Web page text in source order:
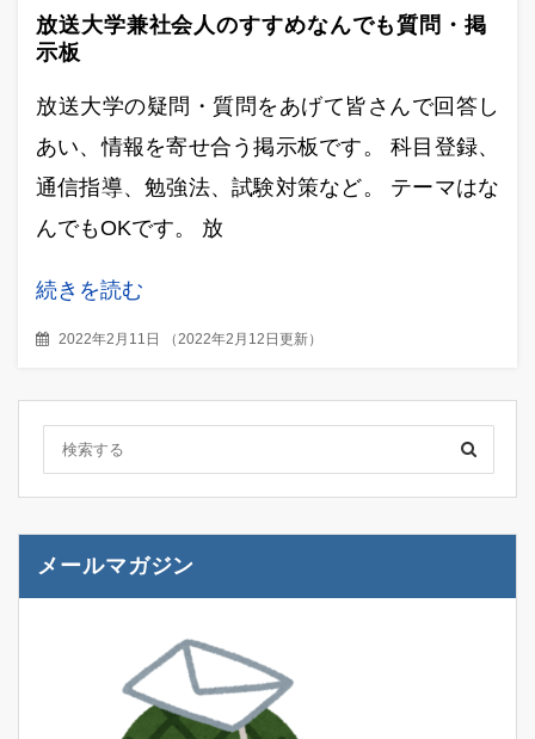
放送大学兼社会人のすすめなんでも質問・掲
示板
放送大学の疑問・質問をあげて皆さんで回答し
あい、情報を寄せ合う掲示板です。 科目登録、
通信指導、勉強法、試験対策など。 テーマはな
んでもOKです。 放
続きを読む
2022年2月11日 （2022年2月12日更新）
メールマガジン